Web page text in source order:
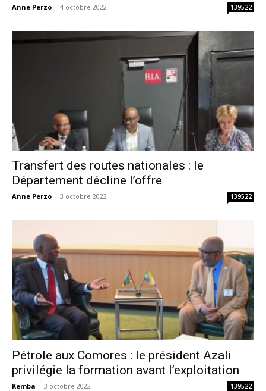
Anne Perzo - 4 octobre 2022 139522
Transfert des routes nationales : le
Département décline l’offre
Anne Perzo - 3 octobre 2022 139522
Pétrole aux Comores : le président Azali
privilégie la formation avant l’exploitation
Kemba - 3 octobre 2022 139522